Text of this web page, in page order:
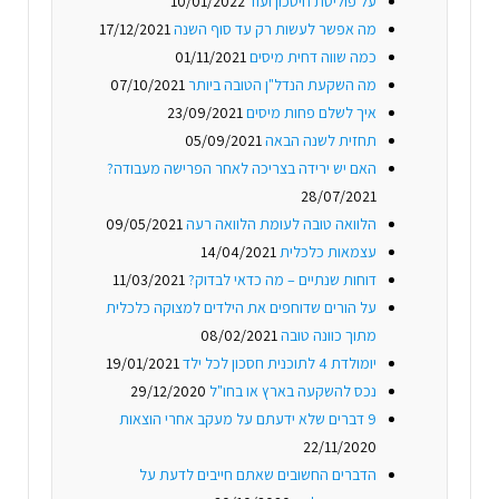
מה אפשר לעשות רק עד סוף השנה17/12/2021
כמה שווה דחית מיסים01/11/2021
מה השקעת הנדל"ן הטובה ביותר07/10/2021
איך לשלם פחות מיסים23/09/2021
תחזית לשנה הבאה05/09/2021
האם יש ירידה בצריכה לאחר הפרישה מעבודה?
28/07/2021
הלוואה טובה לעומת הלוואה רעה09/05/2021
עצמאות כלכלית14/04/2021
דוחות שנתיים – מה כדאי לבדוק?11/03/2021
על הורים שדוחפים את הילדים למצוקה כלכלית
מתוך כוונה טובה08/02/2021
יומולדת 4 לתוכנית חסכון לכל ילד
19/01/2021
נכס להשקעה בארץ או בחו"ל 29/12/2020
9 דברים שלא ידעתם על מעקב אחרי הוצאות
22/11/2020
הדברים החשובים שאתם חייבים לדעת על